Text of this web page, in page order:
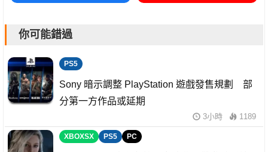
你可能錯過
PS5
Sony 暗示調整 PlayStation 遊戲發售規劃 部
分第一方作品或延期
3小時 1189
XBOXSX PS5 PC